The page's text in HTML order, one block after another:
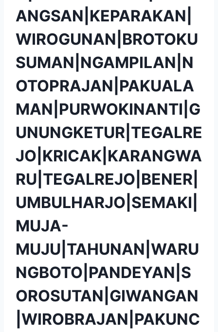
ANGSAN|KEPARAKAN|
WIROGUNAN|BROTOKU
SUMAN|NGAMPILAN|N
OTOPRAJAN|PAKUALA
MAN|PURWOKINANTI|G
UNUNGKETUR|TEGALRE
JO|KRICAK|KARANGWA
RU|TEGALREJO|BENER|
UMBULHARJO|SEMAKI|
MUJA-
MUJU|TAHUNAN|WARU
NGBOTO|PANDEYAN|S
OROSUTAN|GIWANGAN
|WIROBRAJAN|PAKUNC